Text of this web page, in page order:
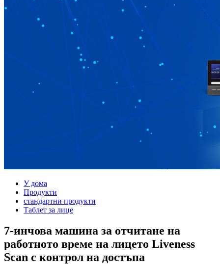
У дома
Продукти
стандартни продукти
Таблет за лице
7-инчова машина за отчитане на
работното време на лицето Liveness
Scan с контрол на достъпа